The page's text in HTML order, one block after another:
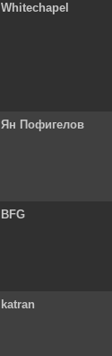
Whitechapel
Ян Пофигелов
BFG
katran